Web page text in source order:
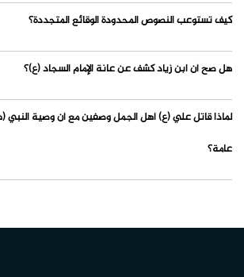
كيف تستوعب النصوص المحدودة الوقائع المتجددة؟
هل صح أن ابن زياد كشف عن عانة الإمام السجاد (ع)؟
لماذا قاتل علي (ع) أهل الجمل وصفين مع أن وصية النبي
عامة؟